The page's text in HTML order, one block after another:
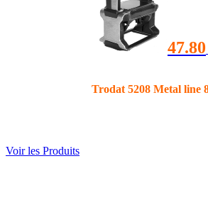
47.80
Trodat 5208 Metal line
Voir les Produits